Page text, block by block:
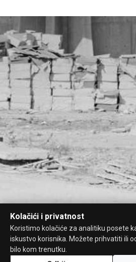
Kolačići i privatnost
Koristimo kolačiće za analitiku posete
iskustvo korisnika. Možete prihvatiti ili
bilo kom trenutku.